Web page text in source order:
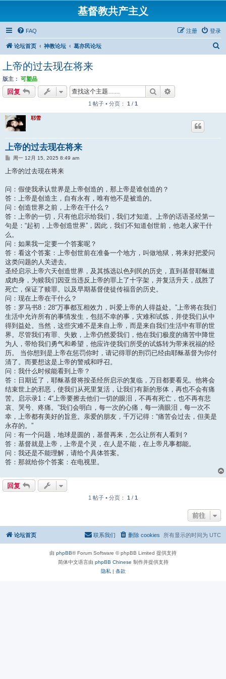
基督教共产主义
FAQ 登录
注册
论坛首页 神教论坛 葛亦民论坛
上帝的过去现在将来
版主： 可塑品
回复 搜索
1 帖子 • 分页： 1 / 1
耶雪
上帝的过去现在将来
帖周一 12月 15, 2025 8:49 am
上帝的过去现在将来
问：假使我承认世界是上帝创造的，那上帝是谁创造的？
答：上帝是创造主，自有永有，唯有他不是被造的。
问：创造世界之前，上帝在干什么？
答：上帝的一切，只有他启示给我们，我们才知道。上帝的话语圣经第一
句是：“起初，上帝创造世界”，因此，我们不知道创世前，他老人家干什
么。
问：如果我一定要一个答案呢？
答：看这个答案：上帝创世前在准备一个地方，叫做地狱，将来好把爱问
这类问题的人关进去。
圣经启示上帝六天创造世界，及其拣选以色列民的历史，直到基督耶稣道
成肉身，为赎我们因亚当违反上帝的罪上了十字架，并复活升天，战胜了
死亡，保证了赎罪。以及早期基督使徒传福音的历史。
问：现在上帝在干什么？
答：罗马书8：28“万事都互相效力，叫爱上帝的人得益处。”上帝将在我们
生活中允许所有的事情发生，包括不幸的事，灾难和试炼，并使我们从中
得到益处。当然，这些灾难不是来自上帝，而是来自我们生活中有罪的世
界。尽管我们有罪、失败，上帝仍然爱我们，他在我们极度的痛苦中降世
为人，带给我们勇气和希望，他应许使我们所受的试炼转为带来祝福的经
历。 当你想到是上帝在惩罚你时，请记得罪的刑罚已经由耶稣基督为你付
清了。而要想这是上帝的警戒和呼召。
问：我什么时候能看到上帝？
答：日期近了，耶稣基督将按圣经所启示的复临，万目都要看见。他将会
结束世上的邪恶，使我们从死里复活，让我们有新的形体，再也不会有痛
苦。启示录1：4“上帝要擦去他们一切的眼泪，不再有死亡，也不再有悲
哀、哭号、疼痛。”我们会明白，每一次的心痛，每一滴眼泪，每一次不
幸，上帝都有美好的旨意。亲爱的朋友，千万记得：“痛苦会过去，但美是
永存的。”
问：有一个问题，地球是圆的，基督再来，怎么让所有人看到？
答：基督就是上帝，上帝是个灵，在人是不能，在上帝凡事都能。
问：我还是不能理解，请给个具体答案。
答：那就给你个答案：在电视里。
回复
1 帖子 • 分页： 1 / 1
前往
论坛首页 所有显示的时间为 UTC
删除 cookies
联系我们
由 phpBB® Forum Software © phpBB Limited 提供支持
简体中文语言由 phpBB Chinese 制作并提供支持
隐私 | 条款